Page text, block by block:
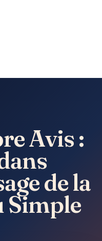
Avis :
de la
Simple